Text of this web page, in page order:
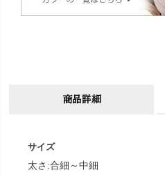
商品詳細
サイズ
太さ:合細～中細